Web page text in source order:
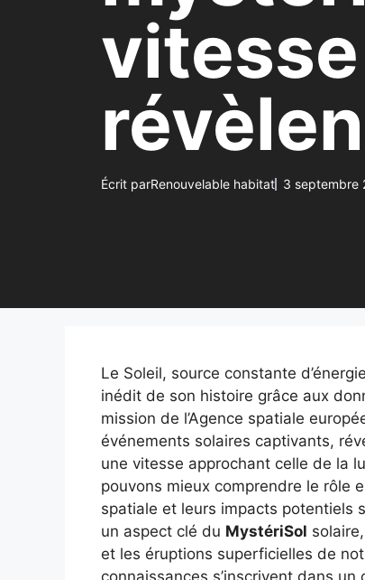
Écrit parRenouvelable habitat 3 septembre
Le Soleil, source constante
inédit de son histoire grâce aux
mission de l’Agence spatiale
événements solaires captivants,
une vitesse approchant celle de la
pouvons mieux comprendre le rôle
spatiale et leurs impacts potentiels
un aspect clé du MystériSol
et les éruptions superficielles de
connaissances s’inscrivent dans